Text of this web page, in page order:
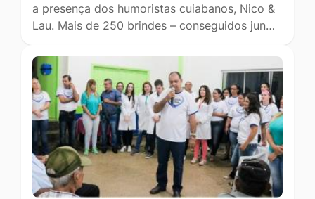
a presença dos humoristas cuiabanos, Nico &
Lau. Mais de 250 brindes – conseguidos jun…